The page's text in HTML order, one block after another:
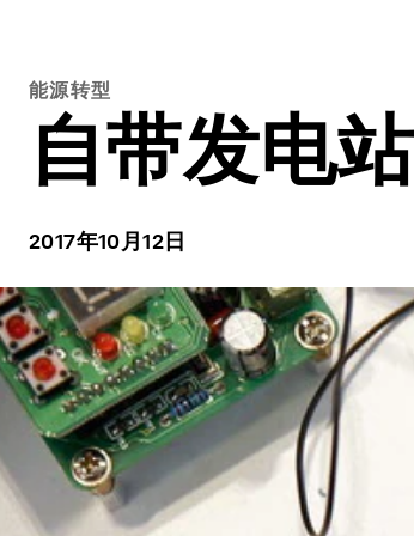
能源转型
自带发电
2017年10月12日